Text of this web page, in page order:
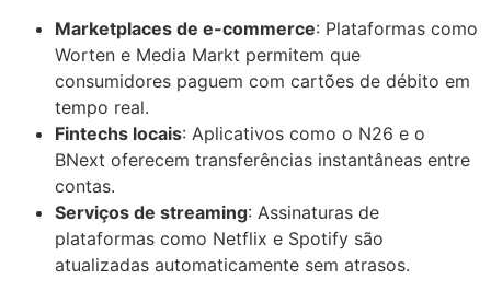
Marketplaces de e-commerce: Plataformas como
Worten e Media Markt permitem que
consumidores paguem com cartões de débito em
tempo real.
Fintechs locais: Aplicativos como o N26 e o
BNext oferecem transferências instantâneas entre
contas.
Serviços de streaming: Assinaturas de
plataformas como Netflix e Spotify são
atualizadas automaticamente sem atrasos.